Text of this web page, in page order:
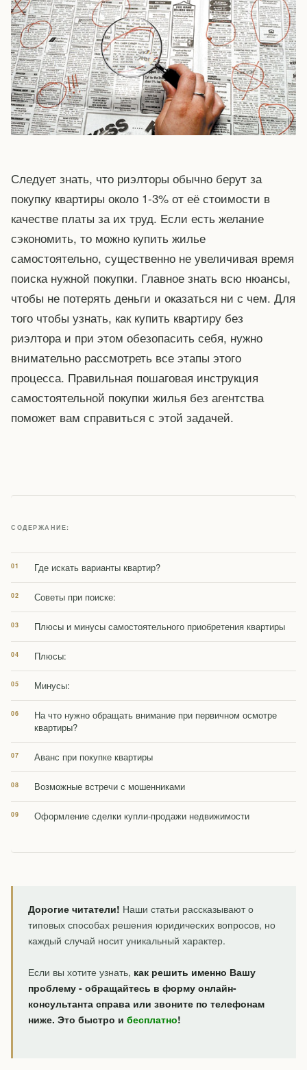
Следует знать, что риэлторы обычно берут за
покупку квартиры около 1-3% от её стоимости в
качестве платы за их труд. Если есть желание
сэкономить, то можно купить жилье
самостоятельно, существенно не увеличивая время
поиска нужной покупки. Главное знать всю нюансы,
чтобы не потерять деньги и оказаться ни с чем. Для
того чтобы узнать, как купить квартиру без
риэлтора и при этом обезопасить себя, нужно
внимательно рассмотреть все этапы этого
процесса. Правильная пошаговая инструкция
самостоятельной покупки жилья без агентства
поможет вам справиться с этой задачей.
СОДЕРЖАНИЕ:
Где искать варианты квартир?
Советы при поиске:
Плюсы и минусы самостоятельного приобретения квартиры
Плюсы:
Минусы:
На что нужно обращать внимание при первичном осмотре
квартиры?
Аванс при покупке квартиры
Возможные встречи с мошенниками
Оформление сделки купли-продажи недвижимости
Дорогие читатели! Наши статьи рассказывают о
типовых способах решения юридических вопросов, но
каждый случай носит уникальный характер.
Если вы хотите узнать, как решить именно Вашу
проблему - обращайтесь в форму онлайн-
консультанта справа или звоните по телефонам
ниже. Это быстро и бесплатно!